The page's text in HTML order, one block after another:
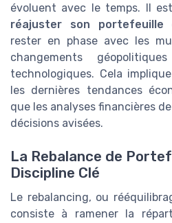
évoluent avec le temps. Il
réajuster son portefeuille
rester en phase avec les
changements
technologiques. Cela
les dernières tendances
que les analyses financières
décisions avisées.
La Rebalance de
Discipline Clé
Le rebalancing, ou
consiste à ramener la